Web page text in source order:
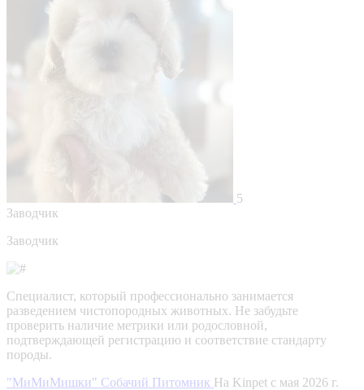
5
Заводчик
Заводчик
Специалист, который профессионально занимается
разведением чистопородных животных. Не забудьте
проверить наличие метрики или родословной,
подтверждающей регистрацию и соответствие стандарту
породы.
"МиМиМишки" Собачий Питомник На Kinpet c мая 2026 г.